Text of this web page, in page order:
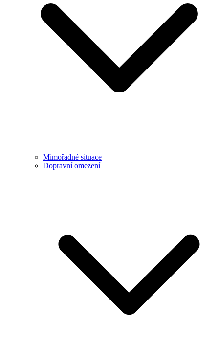
Mimořádné situace
Dopravní omezení